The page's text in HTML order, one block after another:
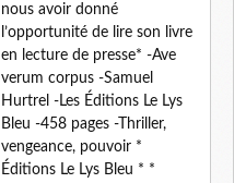
nous avoir donné
l’opportunité de lire son livre
en lecture de presse* -Ave
verum corpus -Samuel
Hurtrel -Les Éditions Le Lys
Bleu -458 pages -Thriller,
vengeance, pouvoir *
Éditions Le Lys Bleu * *